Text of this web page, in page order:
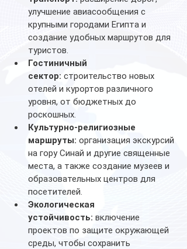
улучшение авиасообщения с
крупными городами Египта и
создание удобных маршрутов для
туристов.
Гостиничный
сектор: строительство новых
отелей и курортов различного
уровня, от бюджетных до
роскошных.
Культурно-религиозные
маршруты: организация экскурсий
на гору Синай и другие священные
места, а также создание музеев и
образовательных центров для
посетителей.
Экологическая
устойчивость: включение
проектов по защите окружающей
среды, чтобы сохранить